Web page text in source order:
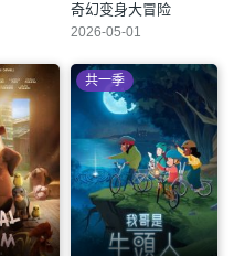
奇幻变身大冒险
2026-05-01
共一季